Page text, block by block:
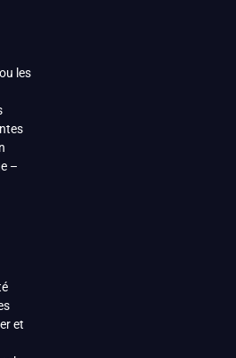
les
–
et